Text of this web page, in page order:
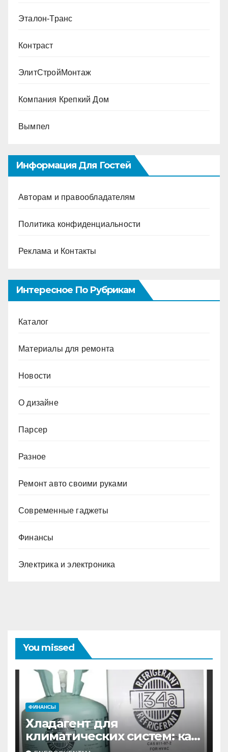
Эталон-Транс
Контраст
ЭлитСтройМонтаж
Компания Крепкий Дом
Вымпел
Информация Для Гостей
Авторам и правообладателям
Политика конфиденциальности
Реклама и Контакты
Интересное По Рубрикам
Каталог
Материалы для ремонта
Новости
О дизайне
Парсер
Разное
Ремонт авто своими руками
Современные гаджеты
Финансы
Электрика и электроника
You missed
ФИНАНСЫ
Хладагент для
климатических систем: как
выбрать и купить фреон в